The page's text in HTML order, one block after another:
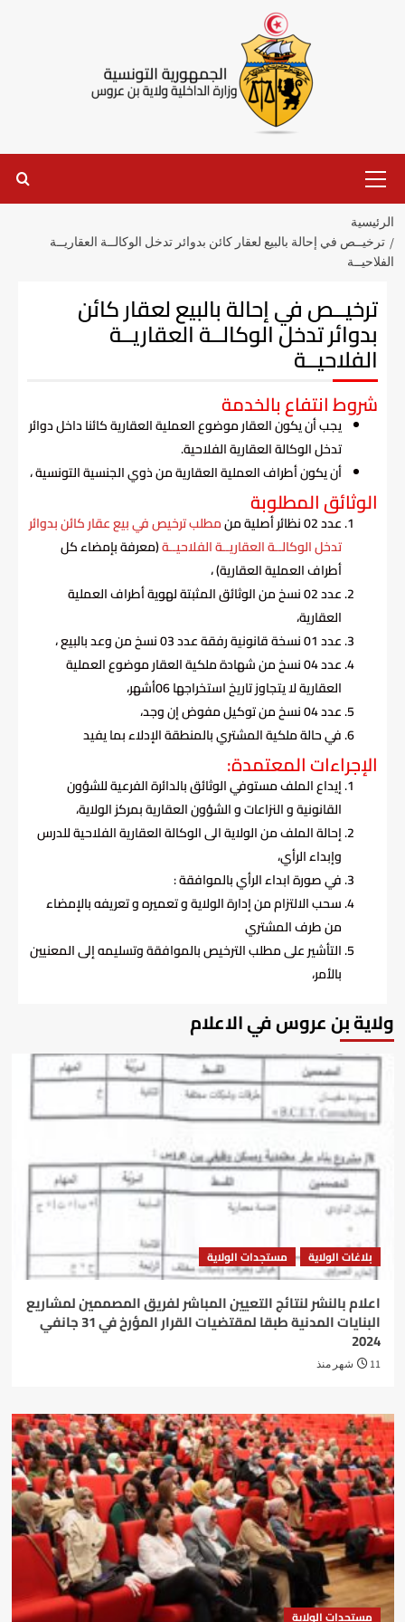
الرئيسية
ترخيــص في إحالة بالبيع لعقار كائن بدوائر تدخل الوكالــة العقاريــة
الفلاحيــة
ترخيــص في إحالة بالبيع لعقار كائن
بدوائر تدخل الوكالــة العقاريــة
الفلاحيــة
شروط انتفاع بالخدمة
يجب أن يكون العقار موضوع العملية العقارية كائنا داخل دوائر
تدخل الوكالة العقارية الفلاحية.
أن يكون أطراف العملية العقارية من ذوي الجنسية التونسية ،
الوثائق المطلوبة
عدد 02 نظائر أصلية من
مطلب ترخيص في بيع عقار كائن بدوائر
تدخل الوكالــة العقاريــة الفلاحيــة(معرفة بإمضاء كل
أطراف العملية العقارية) ،
عدد 02 نسخ من الوثائق المثبتة لهوية أطراف العملية
العقارية،
عدد 01 نسخة قانونية رفقة عدد 03 نسخ من وعد بالبيع ،
عدد 04 نسخ من شهادة ملكية العقار موضوع العملية
العقارية لا يتجاوز تاريخ استخراجها 06أشهر،
عدد 04 نسخ من توكيل مفوض إن وجد،
في حالة ملكية المشتري بالمنطقة الإدلاء بما يفيد
الإجراءات المعتمدة:
إيداع الملف مستوفي الوثائق بالدائرة الفرعية للشؤون
القانونية و النزاعات و الشؤون العقارية بمركز الولاية،
إحالة الملف من الولاية الى الوكالة العقارية الفلاحية للدرس
وإبداء الرأي،
في صورة ابداء الرأي بالموافقة :
سحب الالتزام من إدارة الولاية و تعميره و تعريفه بالإمضاء
من طرف المشتري
التأشير على مطلب الترخيص بالموافقة وتسليمه إلى المعنيين
بالأمر،
ولاية بن عروس في الاعلام
بلاغات الولاية مستجدات الولاية
اعلام بالنشر لنتائج التعيين المباشر لفريق المصممين لمشاريع
البنايات المدنية طبقا لمقتضيات القرار المؤرخ في 31 جانفي
2024
11 شهر منذ
مستجدات الولاية